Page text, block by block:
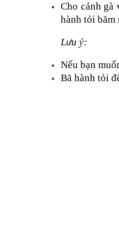
Cho cánh gà
hành tỏi băm
Lưu ý:
Nếu bạn
Bã hành tỏi